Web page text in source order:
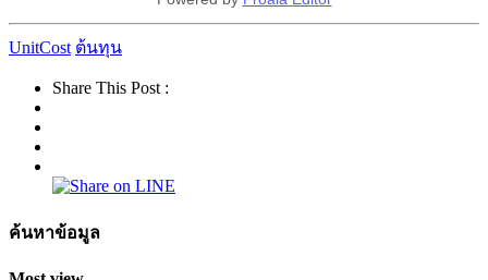
UnitCost ต้นทุน
Share This Post :
ค้นหาข้อมูล